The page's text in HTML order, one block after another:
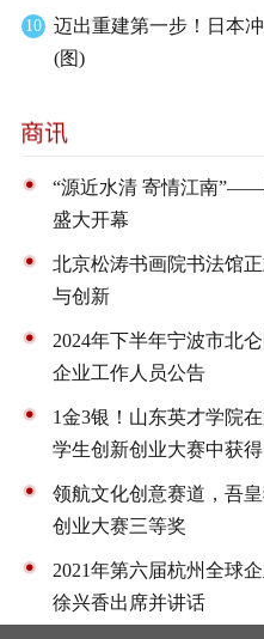
10
迈出重建第一步！日本
(图)
“源近水清 寄情江南
盛大开幕
北京松涛书画院书法馆
与创新
2024年下半年宁波市北
企业工作人员公告
1金3银！山东英才学院
学生创新创业大赛中获得
领航文化创意赛道，吾
创业大赛三等奖
2021年第六届杭州全球
徐兴香出席并讲话